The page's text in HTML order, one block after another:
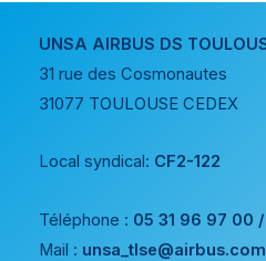
UNSA AIRBUS DS
31 rue des Cosmonautes
31077 TOULOUSE CEDEX
Local syndical: CF2-122
Téléphone : 05 31 96 97 00
Mail : unsa_tlse@airbus.com